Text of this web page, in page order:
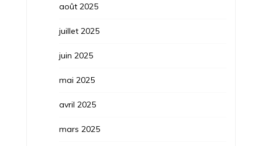
août 2025
juillet 2025
juin 2025
mai 2025
avril 2025
mars 2025